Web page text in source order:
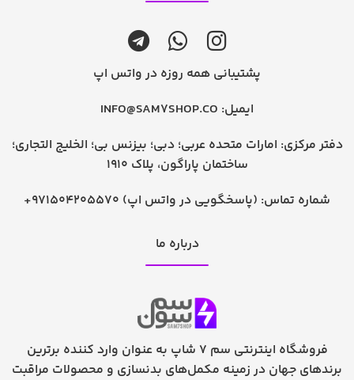
پشتیبانی همه روزه در واتس اپ
ایمیل: INFO@SAM7SHOP.CO
دفتر مرکزی: امارات متحده عربی؛ دبی؛ بیزنس بی؛ الخلیج التجاری؛
ساختمان پاراگون، پلاک 1910
شماره تماس: +971504205570 (پاسخگویی در واتس اپ)
درباره ما
فروشگاه اینترنتی سم 7 شاپ به عنوان وارد کننده برترین
برندهای جهان در زمینه مکمل‌های بدنسازی و محصولات مراقبت